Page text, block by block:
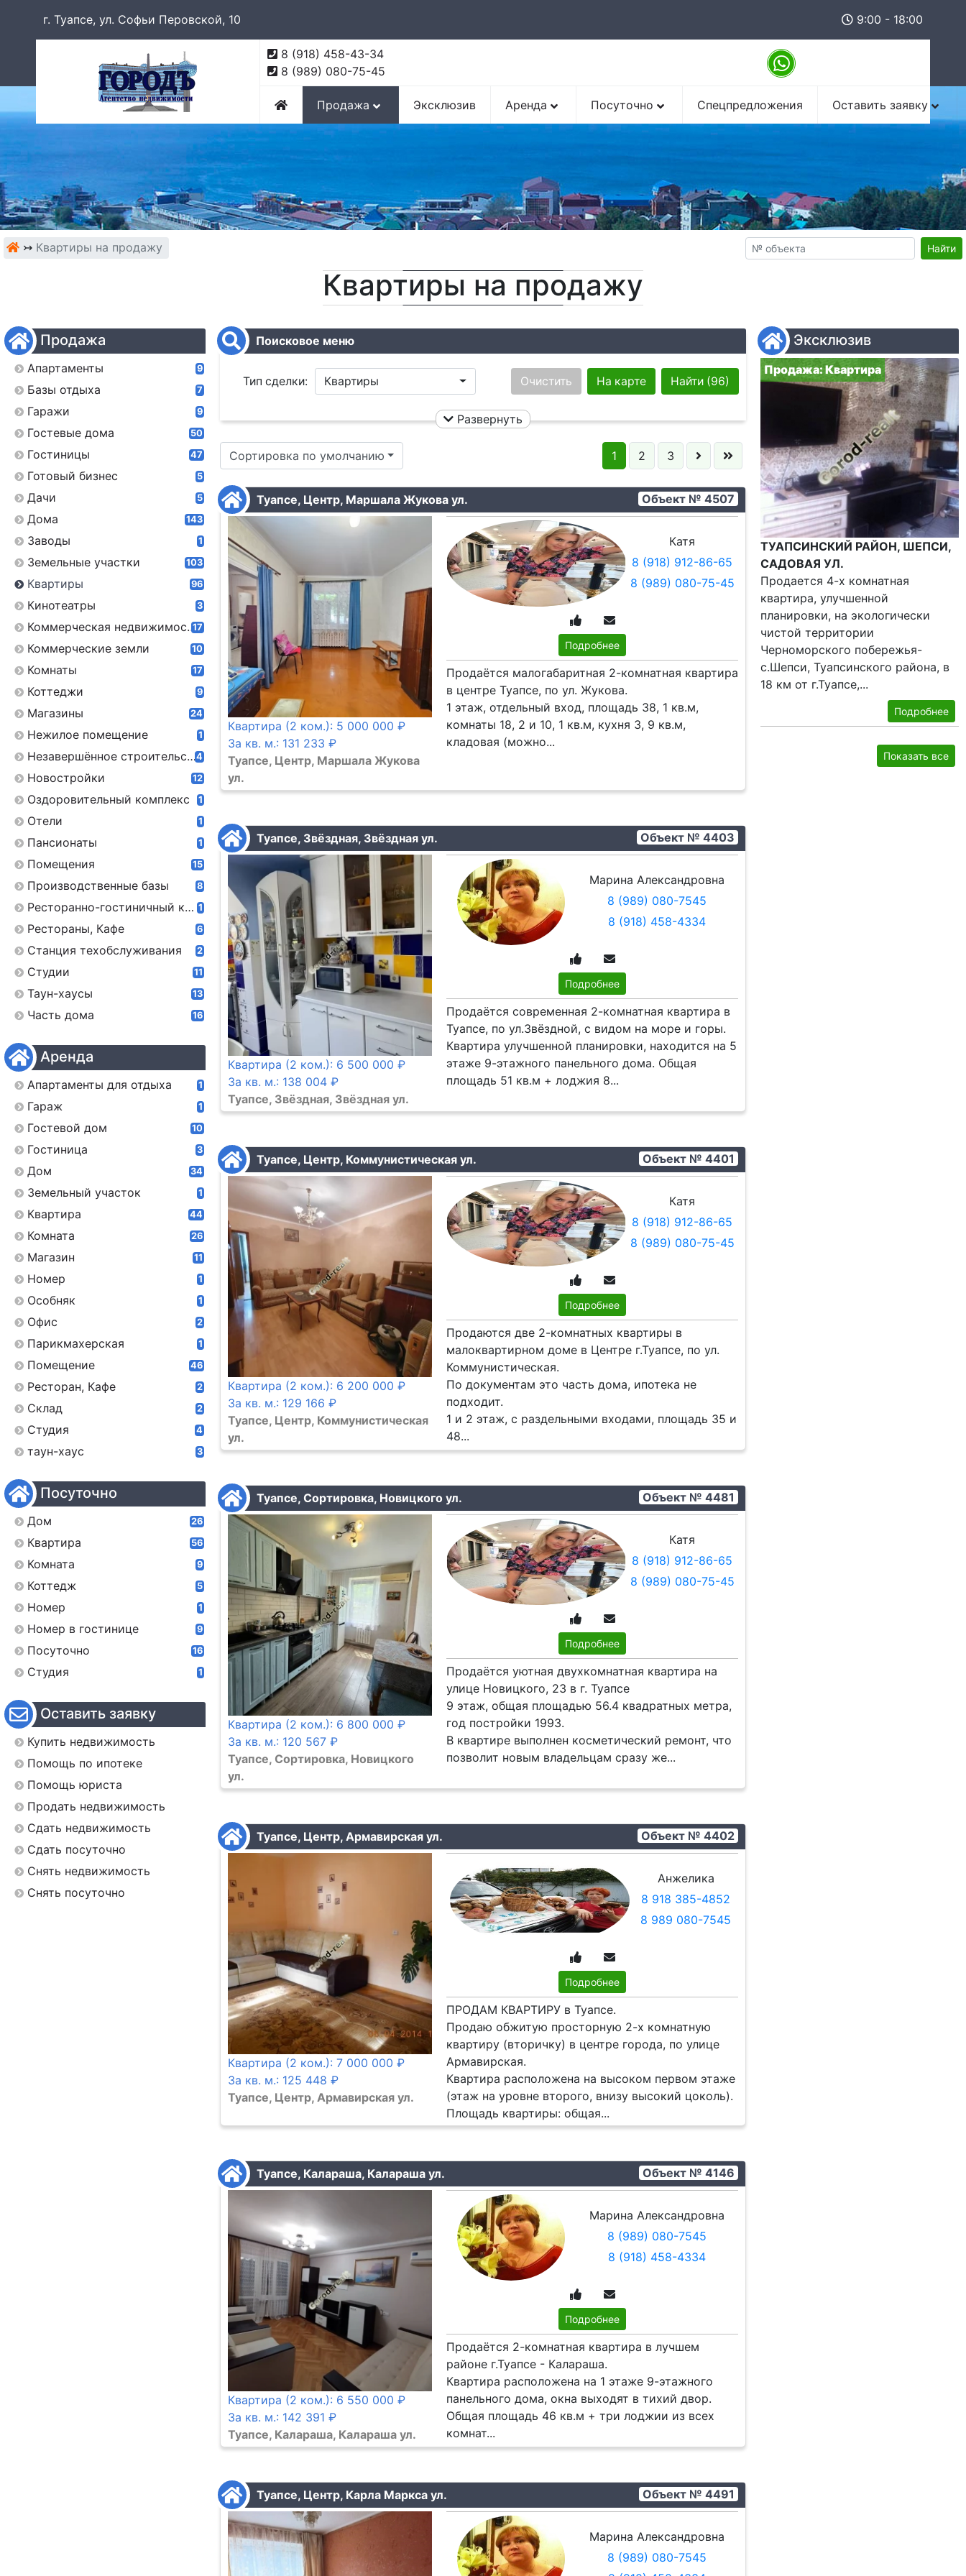
г. Туапсе, ул. Софьи Перовской, 10 9:00 - 18:00
8 (918) 458-43-34
8 (989) 080-75-45
Продажа Эксклюзив Аренда Посуточно Спецпредложения Оставить заявку
↣ Квартиры на продажу Найти
Квартиры на продажу
Продажа
Апартаменты 9
Базы отдыха 7
Гаражи 9
Гостевые дома 50
Гостиницы 47
Готовый бизнес 5
Дачи 5
Дома 143
Заводы 1
Земельные участки 103
Квартиры 96
Кинотеатры 3
Коммерческая недвижимость17
Коммерческие земли 10
Комнаты 17
Коттеджи 9
Магазины 24
Нежилое помещение 1
Незавершённое строительство4
Новостройки 12
Оздоровительный комплекс 1
Отели 1
Пансионаты 1
Помещения 15
Производственные базы 8
Ресторанно-гостиничный комплекс 1
Рестораны, Кафе 6
Станция техобслуживания 2
Студии 11
Таун-хаусы 13
Часть дома 16
Аренда
Апартаменты для отдыха 1
Гараж 1
Гостевой дом 10
Гостиница 3
Дом 34
Земельный участок 1
Квартира 44
Комната 26
Магазин 11
Номер 1
Особняк 1
Офис 2
Парикмахерская 1
Помещение 46
Ресторан, Кафе 2
Склад 2
Студия 4
таун-хаус 3
Посуточно
Дом 26
Квартира 56
Комната 9
Коттедж 5
Номер 1
Номер в гостинице 9
Посуточно 16
Студия 1
Оставить заявку
Купить недвижимость
Помощь по ипотеке
Помощь юриста
Продать недвижимость
Сдать недвижимость
Сдать посуточно
Снять недвижимость
Снять посуточно
Поисковое меню
Тип сделки: Квартиры Найти (96)
На карте
Очистить
Город: Ничего не выбрано Этаж:
Район: Ничего не выбрано
Улица: Ничего не выбрано
Проект: Ремонт: Ничего не выбрано
Слово: Цена:
Развернуть
Сортировка по умолчанию 1 2 3
Туапсе, Центр, Маршала Жукова ул. Объект № 4507
Квартира (2 ком.): 5 000 000 ₽
За кв. м.: 131 233 ₽
Туапсе, Центр, Маршала Жукова
ул.
Катя
8 (918) 912-86-65
8 (989) 080-75-45
Подробнее
Продаётся малогабаритная 2-комнатная квартира
в центре Туапсе, по ул. Жукова.
1 этаж, отдельный вход, площадь 38, 1 кв.м,
комнаты 18, 2 и 10, 1 кв.м, кухня 3, 9 кв.м,
кладовая (можно...
Туапсе, Звёздная, Звёздная ул. Объект № 4403
Квартира (2 ком.): 6 500 000 ₽
За кв. м.: 138 004 ₽
Туапсе, Звёздная, Звёздная ул.
Марина Александровна
8 (989) 080-7545
8 (918) 458-4334
Подробнее
Продаётся современная 2-комнатная квартира в
Туапсе, по ул.Звёздной, с видом на море и горы.
Квартира улучшенной планировки, находится на 5
этаже 9-этажного панельного дома. Общая
площадь 51 кв.м + лоджия 8...
Туапсе, Центр, Коммунистическая ул. Объект № 4401
Квартира (2 ком.): 6 200 000 ₽
За кв. м.: 129 166 ₽
Туапсе, Центр, Коммунистическая
ул.
Катя
8 (918) 912-86-65
8 (989) 080-75-45
Подробнее
Продаются две 2-комнатных квартиры в
малоквартирном доме в Центре г.Туапсе, по ул.
Коммунистическая.
По документам это часть дома, ипотека не
подходит.
1 и 2 этаж, с раздельными входами, площадь 35 и
48...
Туапсе, Сортировка, Новицкого ул. Объект № 4481
Квартира (2 ком.): 6 800 000 ₽
За кв. м.: 120 567 ₽
Туапсе, Сортировка, Новицкого
ул.
Катя
8 (918) 912-86-65
8 (989) 080-75-45
Подробнее
Продаётся уютная двухкомнатная квартира на
улице Новицкого, 23 в г. Туапсе
9 этаж, общая площадью 56.4 квадратных метра,
год постройки 1993.
В квартире выполнен косметический ремонт, что
позволит новым владельцам сразу же...
Туапсе, Центр, Армавирская ул. Объект № 4402
Квартира (2 ком.): 7 000 000 ₽
За кв. м.: 125 448 ₽
Туапсе, Центр, Армавирская ул.
Анжелика
8 918 385-4852
8 989 080-7545
Подробнее
ПРОДАМ КВАРТИРУ в Туапсе.
Продаю обжитую просторную 2-х комнатную
квартиру (вторичку) в центре города, по улице
Армавирская.
Квартира расположена на высоком первом этаже
(этаж на уровне второго, внизу высокий цоколь).
Площадь квартиры: общая...
Туапсе, Калараша, Калараша ул. Объект № 4146
Квартира (2 ком.): 6 550 000 ₽
За кв. м.: 142 391 ₽
Туапсе, Калараша, Калараша ул.
Марина Александровна
8 (989) 080-7545
8 (918) 458-4334
Подробнее
Продаётся 2-комнатная квартира в лучшем
районе г.Туапсе - Калараша.
Квартира расположена на 1 этаже 9-этажного
панельного дома, окна выходят в тихий двор.
Общая площадь 46 кв.м + три лоджии из всех
комнат...
Туапсе, Центр, Карла Маркса ул. Объект № 4491
Марина Александровна
8 (989) 080-7545
Эксклюзив
Продажа: Квартира
ТУАПСИНСКИЙ РАЙОН, ШЕПСИ,
САДОВАЯ УЛ.
Продается 4-х комнатная
квартира, улучшенной
планировки, на экологически
чистой территории
Черноморского побережья-
с.Шепси, Туапсинского района, в
18 км от г.Туапсе,...
Подробнее
Показать все